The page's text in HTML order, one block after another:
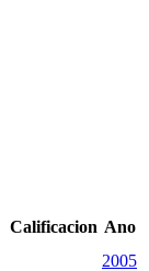
Calificacion Ano
2005